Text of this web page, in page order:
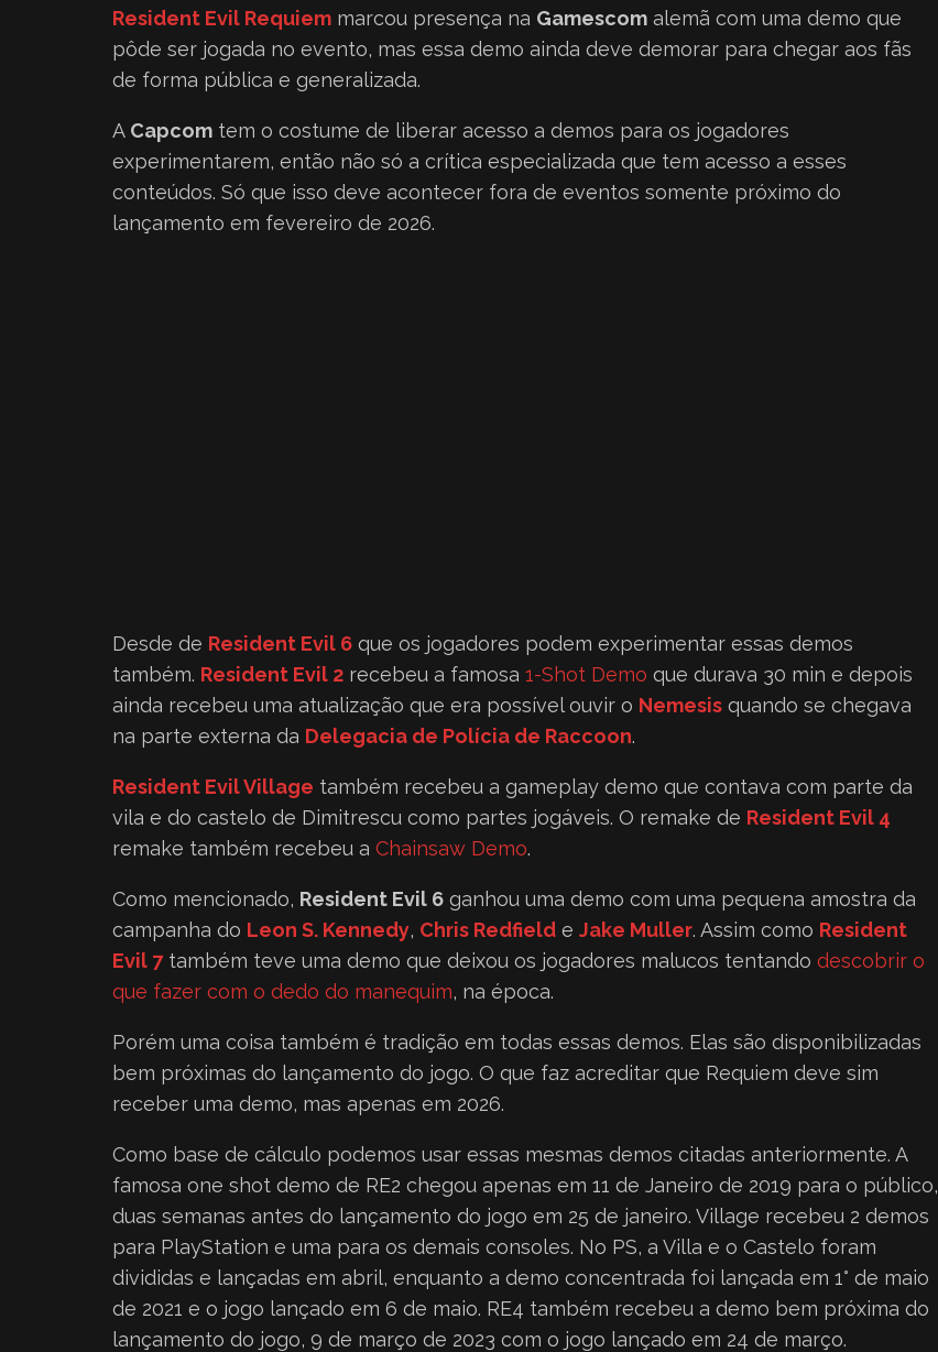
Resident Evil Requiem marcou presença na Gamescom alemã com uma demo que
pôde ser jogada no evento, mas essa demo ainda deve demorar para chegar aos fãs
de forma pública e generalizada.
A Capcom tem o costume de liberar acesso a demos para os jogadores
experimentarem, então não só a crítica especializada que tem acesso a esses
conteúdos. Só que isso deve acontecer fora de eventos somente próximo do
lançamento em fevereiro de 2026.
Desde de Resident Evil 6 que os jogadores podem experimentar essas demos
também. Resident Evil 2 recebeu a famosa 1-Shot Demo que durava 30 min e depois
ainda recebeu uma atualização que era possível ouvir o Nemesis quando se chegava
na parte externa da Delegacia de Polícia de Raccoon.
Resident Evil Village também recebeu a gameplay demo que contava com parte da
vila e do castelo de Dimitrescu como partes jogáveis. O remake de Resident Evil 4
remake também recebeu a Chainsaw Demo.
Como mencionado, Resident Evil 6 ganhou uma demo com uma pequena amostra da
campanha do Leon S. Kennedy, Chris Redfield e Jake Muller. Assim como Resident
Evil 7também teve uma demo que deixou os jogadores malucos tentando descobrir o
que fazer com o dedo do manequim, na época.
Porém uma coisa também é tradição em todas essas demos. Elas são disponibilizadas
bem próximas do lançamento do jogo. O que faz acreditar que Requiem deve sim
receber uma demo, mas apenas em 2026.
Como base de cálculo podemos usar essas mesmas demos citadas anteriormente. A
famosa one shot demo de RE2 chegou apenas em 11 de Janeiro de 2019 para o público,
duas semanas antes do lançamento do jogo em 25 de janeiro. Village recebeu 2 demos
para PlayStation e uma para os demais consoles. No PS, a Villa e o Castelo foram
divididas e lançadas em abril, enquanto a demo concentrada foi lançada em 1° de maio
de 2021 e o jogo lançado em 6 de maio. RE4 também recebeu a demo bem próxima do
lançamento do jogo, 9 de março de 2023 com o jogo lançado em 24 de março.